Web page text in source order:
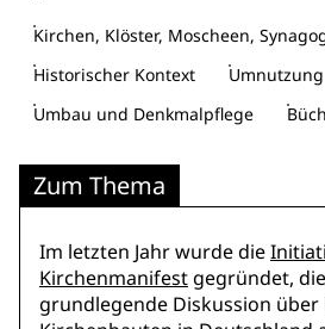
Kirchen, Klöster, Moscheen,
Historischer Kontext
Umnutzung
Umbau und Denkmalpflege
Zum Thema
Im letzten Jahr wurde die
Kirchenmanifest gegründet,
grundlegende Diskussion